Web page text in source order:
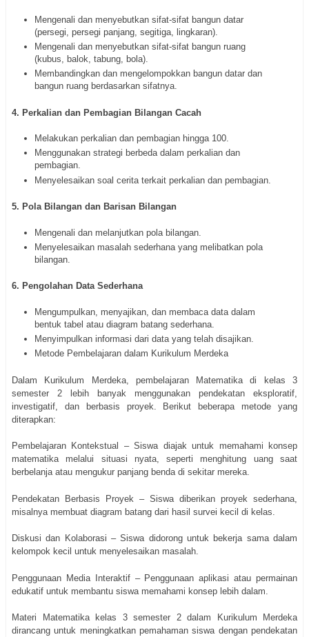
Mengenali dan menyebutkan sifat-sifat bangun datar
(persegi, persegi panjang, segitiga, lingkaran).
Mengenali dan menyebutkan sifat-sifat bangun ruang
(kubus, balok, tabung, bola).
Membandingkan dan mengelompokkan bangun datar dan
bangun ruang berdasarkan sifatnya.
4. Perkalian dan Pembagian Bilangan Cacah
Melakukan perkalian dan pembagian hingga 100.
Menggunakan strategi berbeda dalam perkalian dan
pembagian.
Menyelesaikan soal cerita terkait perkalian dan pembagian.
5. Pola Bilangan dan Barisan Bilangan
Mengenali dan melanjutkan pola bilangan.
Menyelesaikan masalah sederhana yang melibatkan pola
bilangan.
6. Pengolahan Data Sederhana
Mengumpulkan, menyajikan, dan membaca data dalam
bentuk tabel atau diagram batang sederhana.
Menyimpulkan informasi dari data yang telah disajikan.
Metode Pembelajaran dalam Kurikulum Merdeka
Dalam Kurikulum Merdeka, pembelajaran Matematika di kelas 3
semester 2 lebih banyak menggunakan pendekatan eksploratif,
investigatif, dan berbasis proyek. Berikut beberapa metode yang
diterapkan:
Pembelajaran Kontekstual – Siswa diajak untuk memahami konsep
matematika melalui situasi nyata, seperti menghitung uang saat
berbelanja atau mengukur panjang benda di sekitar mereka.
Pendekatan Berbasis Proyek – Siswa diberikan proyek sederhana,
misalnya membuat diagram batang dari hasil survei kecil di kelas.
Diskusi dan Kolaborasi – Siswa didorong untuk bekerja sama dalam
kelompok kecil untuk menyelesaikan masalah.
Penggunaan Media Interaktif – Penggunaan aplikasi atau permainan
edukatif untuk membantu siswa memahami konsep lebih dalam.
Materi Matematika kelas 3 semester 2 dalam Kurikulum Merdeka
dirancang untuk meningkatkan pemahaman siswa dengan pendekatan